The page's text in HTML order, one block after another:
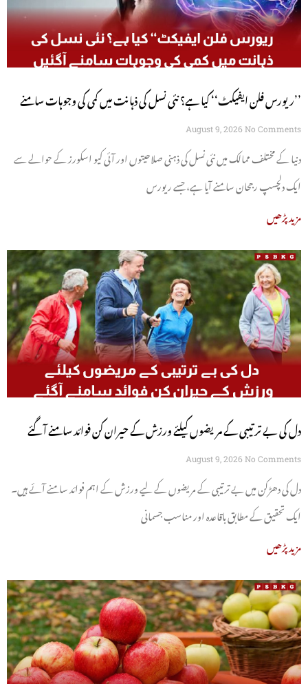
’’ریورس فلن ایفیکٹ‘‘ کیا ہے؟ نئی نسل کی ذہانت میں کمی کی وجوہات سامنے
آگئیں
August 9, 2026 No Comments
دنیا کے مختلف ممالک میں نئی نسل کی ذہنی صلاحیتوں اور آئی کیو اسکورز کے حوالے سے
ایک دلچسپ رجحان سامنے آیا ہے، جسے ریورس
مزید پڑھیں
دل کی بے ترتیبی کے مریضوں کیلئے ورزش کے حیران کن فوائد سامنے آگئے
August 9, 2026 No Comments
دل کی دھڑکن میں بے ترتیبی کے مریضوں کے لیے ورزش کے اہم فوائد سامنے آئے ہیں۔
ایک تحقیق کے مطابق باقاعدہ اور مناسب جسمانی
مزید پڑھیں